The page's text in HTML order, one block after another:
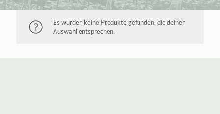
Es wurden keine Produkte gefunden, die deiner
Auswahl entsprechen.